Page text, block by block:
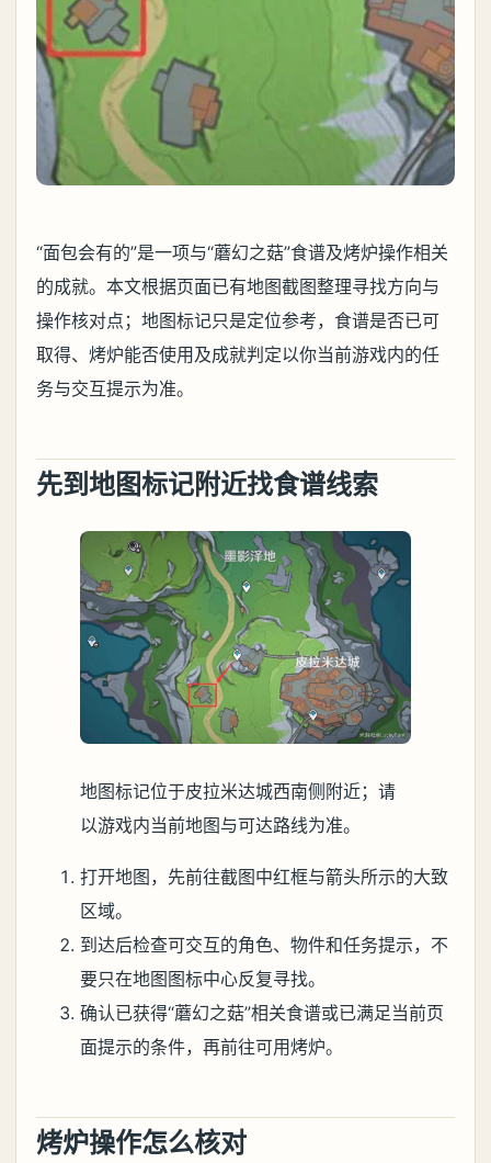
“面包会有的”是一项与“蘑幻之菇”食谱及烤炉操作相关
的成就。本文根据页面已有地图截图整理寻找方向与
操作核对点；地图标记只是定位参考，食谱是否已可
取得、烤炉能否使用及成就判定以你当前游戏内的任
务与交互提示为准。
先到地图标记附近找食谱线索
地图标记位于皮拉米达城西南侧附近；请
以游戏内当前地图与可达路线为准。
打开地图，先前往截图中红框与箭头所示的大致
区域。
到达后检查可交互的角色、物件和任务提示，不
要只在地图图标中心反复寻找。
确认已获得“蘑幻之菇”相关食谱或已满足当前页
面提示的条件，再前往可用烤炉。
烤炉操作怎么核对